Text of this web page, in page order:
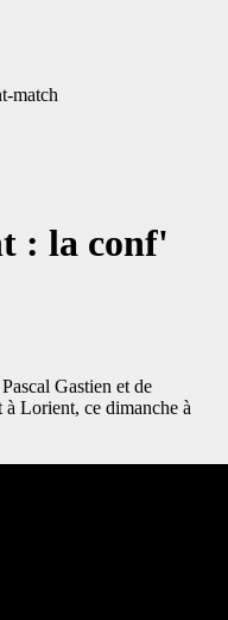
match
: la conf'
Gastien et de
à Lorient, ce dimanche à